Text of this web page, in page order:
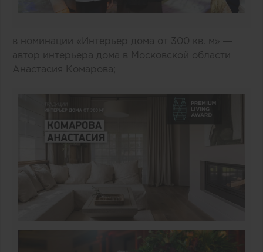
в номинации «Интерьер дома от 300 кв. м» —
автор интерьера дома в Московской области
Анастасия Комарова;